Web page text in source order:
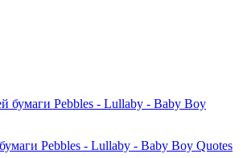
Pebbles - Lullaby - Baby Boy Quotes